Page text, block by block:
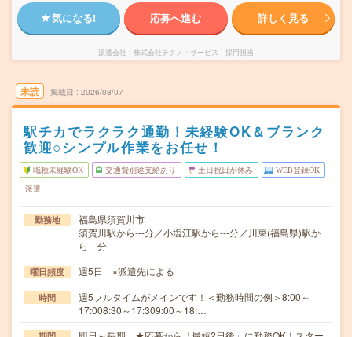
気になる! 応募へ進む 詳しく見る
派遣会社 株式会社テクノ・サービス 採用担当
未読 掲載日 2026/08/07
駅チカでラクラク通勤！未経験OK＆ブランク
歓迎○シンプル作業をお任せ！
職種未経験OK 交通費別途支給あり 土日祝日が休み WEB登録OK
派遣
勤務地
福島県須賀川市
須賀川駅から---分／小塩江駅から---分／川東(福島県)駅か
ら---分
曜日頻度 週5日 ※派遣先による
時間
週5フルタイムがメインです！＜勤務時間の例＞8:00～
17:008:30～17:309:00～18:…